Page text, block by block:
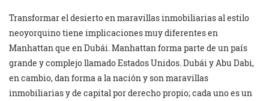
Transformar el desierto en maravillas inmobiliarias al estilo
neoyorquino tiene implicaciones muy diferentes en
Manhattan que en Dubái. Manhattan forma parte de un país
grande y complejo llamado Estados Unidos. Dubái y Abu Dabi,
en cambio, dan forma a la nación y son maravillas
inmobiliarias y de capital por derecho propio; cada uno es un